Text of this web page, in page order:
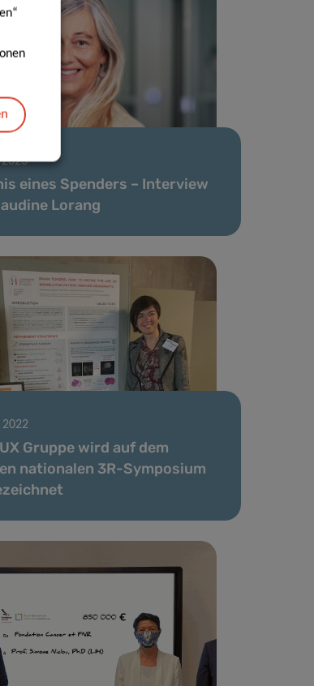
eines Spenders – Interview
Lorang
2022
Gruppe wird auf dem
nationalen 3R-Symposium